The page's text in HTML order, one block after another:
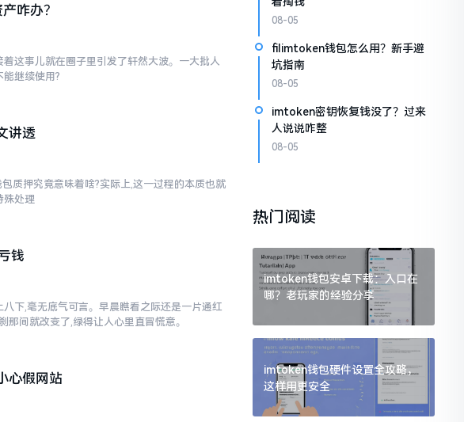
咋办？
这事儿就在圈子里引发了轩然大波。一大批人
继续使用?
讲透
质押究竟意味着啥?实际上,这一过程的本质也就
殊处理
钱
下,毫无底气可言。早晨瞧看之际还是一片通红
那间就改变了,绿得让人心里直冒慌意。
心假网站
08-05
filimtoken钱包怎么用？新手避
坑指南
08-05
imtoken密钥恢复钱没了？过来
人说说咋整
08-05
热门阅读
imtoken钱包安卓下载：入口在
哪？老玩家的经验分享
imtoken钱包硬件设置全攻略，
这样用更安全